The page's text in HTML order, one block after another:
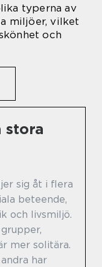
typerna av
miljöer, vilket
och
stora
sig åt i flera
beteende,
och livsmiljö.
mer solitära.
har